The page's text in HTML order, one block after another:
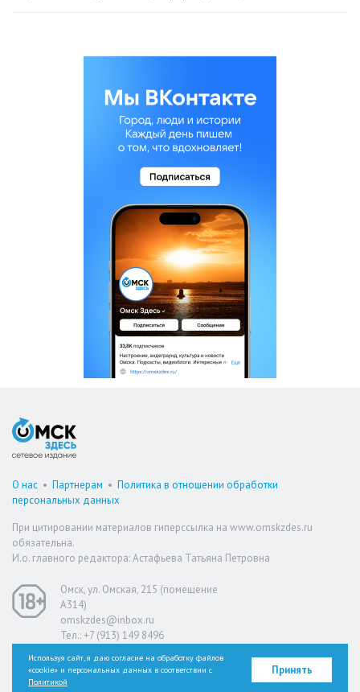
О нас • Партнерам • Политика в отношении обработки
персональных данных
При цитировании материалов гиперссылка на www.omskzdes.ru
обязательна.
И.о. главного редактора: Астафьева Татьяна Петровна
Омск, ул. Омская, 215 (помещение
А314)
omskzdes@inbox.ru
Тел.: +7 (913) 149 8496
Версия для слабовидящих
Используя сайт, я даю согласие на обработку файлов
«cookie» и персональных данных в соответствии с
Политикой
Принять